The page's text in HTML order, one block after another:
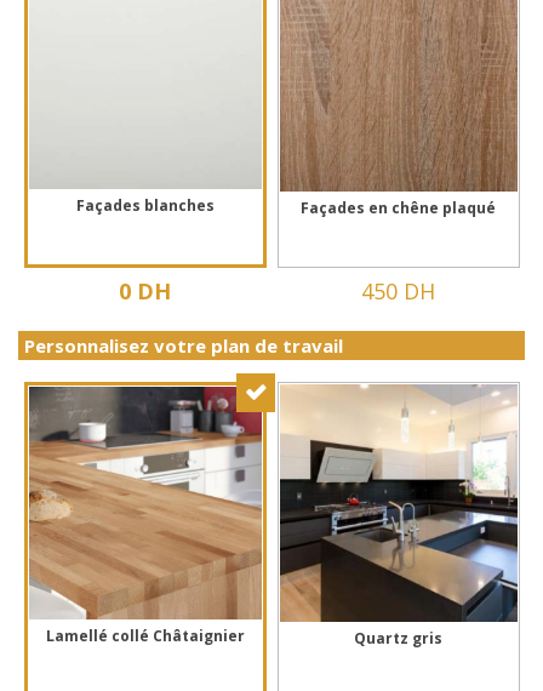
Façades blanches
0 DH
Façades en chêne plaqué
450 DH
Personnalisez votre plan de travail
Lamellé collé Châtaignier Quartz gris